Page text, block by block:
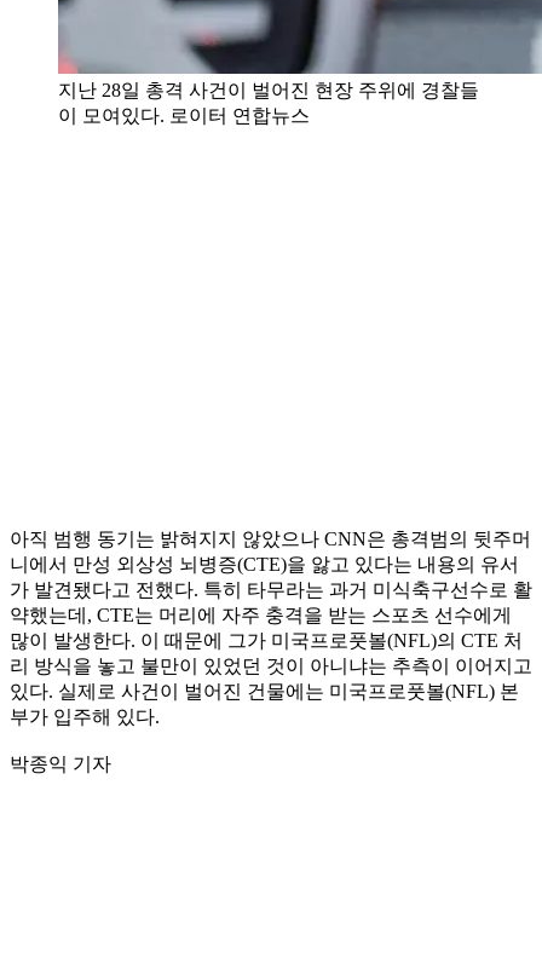
지난 28일 총격 사건이 벌어진 현장 주위에 경찰들
이 모여있다. 로이터 연합뉴스
아직 범행 동기는 밝혀지지 않았으나 CNN은 총격범의 뒷주머
니에서 만성 외상성 뇌병증(CTE)을 앓고 있다는 내용의 유서
가 발견됐다고 전했다. 특히 타무라는 과거 미식축구선수로 활
약했는데, CTE는 머리에 자주 충격을 받는 스포츠 선수에게
많이 발생한다. 이 때문에 그가 미국프로풋볼(NFL)의 CTE 처
리 방식을 놓고 불만이 있었던 것이 아니냐는 추측이 이어지고
있다. 실제로 사건이 벌어진 건물에는 미국프로풋볼(NFL) 본
부가 입주해 있다.
박종익 기자